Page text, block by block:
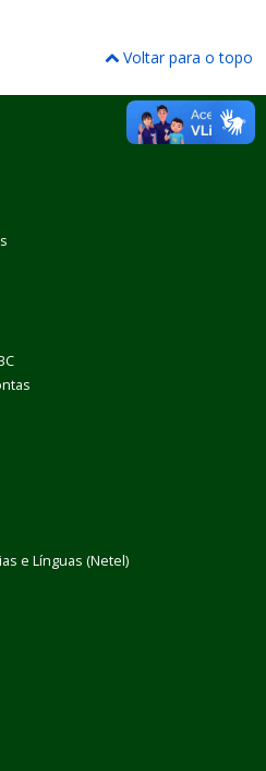
Voltar para o topo
e Línguas (Netel)